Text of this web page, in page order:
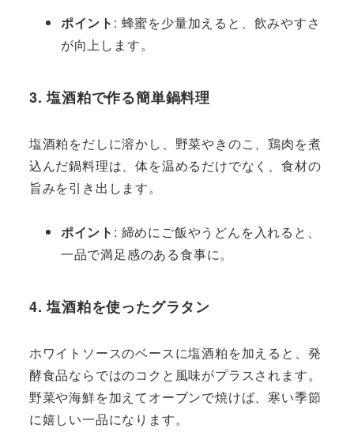
ポイント : 蜂蜜を少量加えると、飲みやすさ
が向上します。
3. 塩酒粕で作る簡単鍋料理
塩酒粕をだしに溶かし、野菜やきのこ、鶏肉を煮
込んだ鍋料理は、体を温めるだけでなく、食材の
旨みを引き出します。
ポイント : 締めにご飯やうどんを入れると、
一品で満足感のある食事に。
4. 塩酒粕を使ったグラタン
ホワイトソースのベースに塩酒粕を加えると、発
酵食品ならではのコクと風味がプラスされます。
野菜や海鮮を加えてオーブンで焼けば、寒い季節
に嬉しい一品になります。